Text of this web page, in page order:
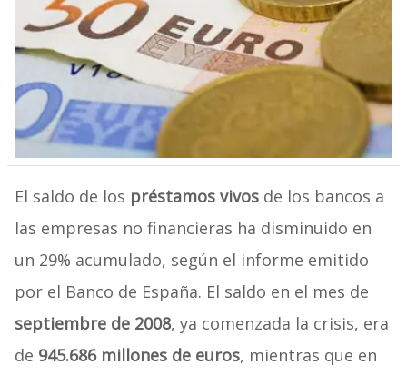
El saldo de los préstamos vivosde los bancos a
las empresas no financieras ha disminuido en
un 29% acumulado, según el informe emitido
por el Banco de España. El saldo en el mes de
septiembre de 2008, ya comenzada la crisis, era
de 945.686 millones de euros, mientras que en